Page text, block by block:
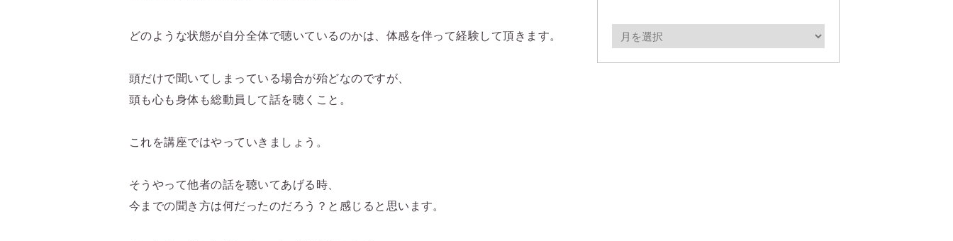
どのような状態が自分全体で聴いているのかは、体感を伴って経験して頂きます。
頭だけで聞いてしまっている場合が殆どなのですが、
頭も心も身体も総動員して話を聴くこと。
これを講座ではやっていきましょう。
そうやって他者の話を聴いてあげる時、
今までの聞き方は何だったのだろう？と感じると思います。